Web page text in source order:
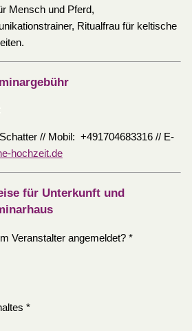
Mensch und Pferd,
Ritualfrau für keltische
// Mobil: +491704683316 // E-
hochzeit.de
für Unterkunft und
Veranstalter angemeldet? *
*